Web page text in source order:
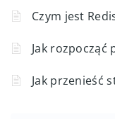
Czym jest
Jak rozpocząć
Jak przenieść